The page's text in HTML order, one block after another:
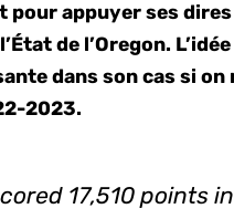
pour appuyer ses
de l’Oregon.
dans son cas si on
2023.
17,510 points